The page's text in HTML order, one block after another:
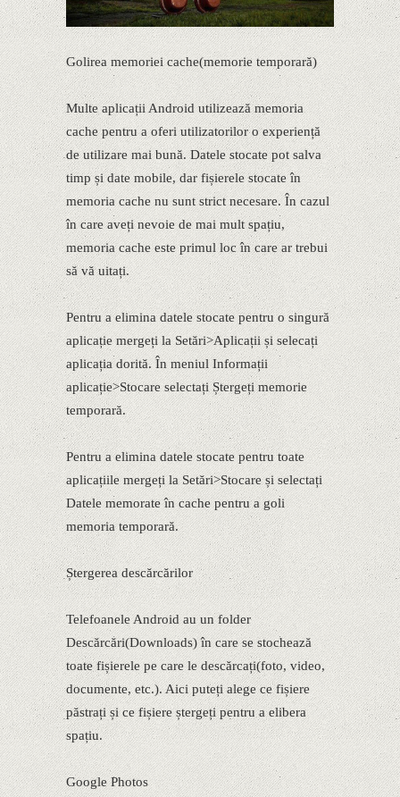
Golirea memoriei cache(memorie temporară)
Multe aplicații Android utilizează memoria
cache pentru a oferi utilizatorilor o experiență
de utilizare mai bună. Datele stocate pot salva
timp și date mobile, dar fișierele stocate în
memoria cache nu sunt strict necesare. În cazul
în care aveți nevoie de mai mult spațiu,
memoria cache este primul loc în care ar trebui
să vă uitați.
Pentru a elimina datele stocate pentru o singură
aplicație mergeți la Setări>Aplicații și selecați
aplicația dorită. În meniul Informații
aplicație>Stocare selectați Ștergeți memorie
temporară.
Pentru a elimina datele stocate pentru toate
aplicațiile mergeți la Setări>Stocare și selectați
Datele memorate în cache pentru a goli
memoria temporară.
Ștergerea descărcărilor
Telefoanele Android au un folder
Descărcări(Downloads) în care se stochează
toate fișierele pe care le descărcați(foto, video,
documente, etc.). Aici puteți alege ce fișiere
păstrați și ce fișiere ștergeți pentru a elibera
spațiu.
Google Photos